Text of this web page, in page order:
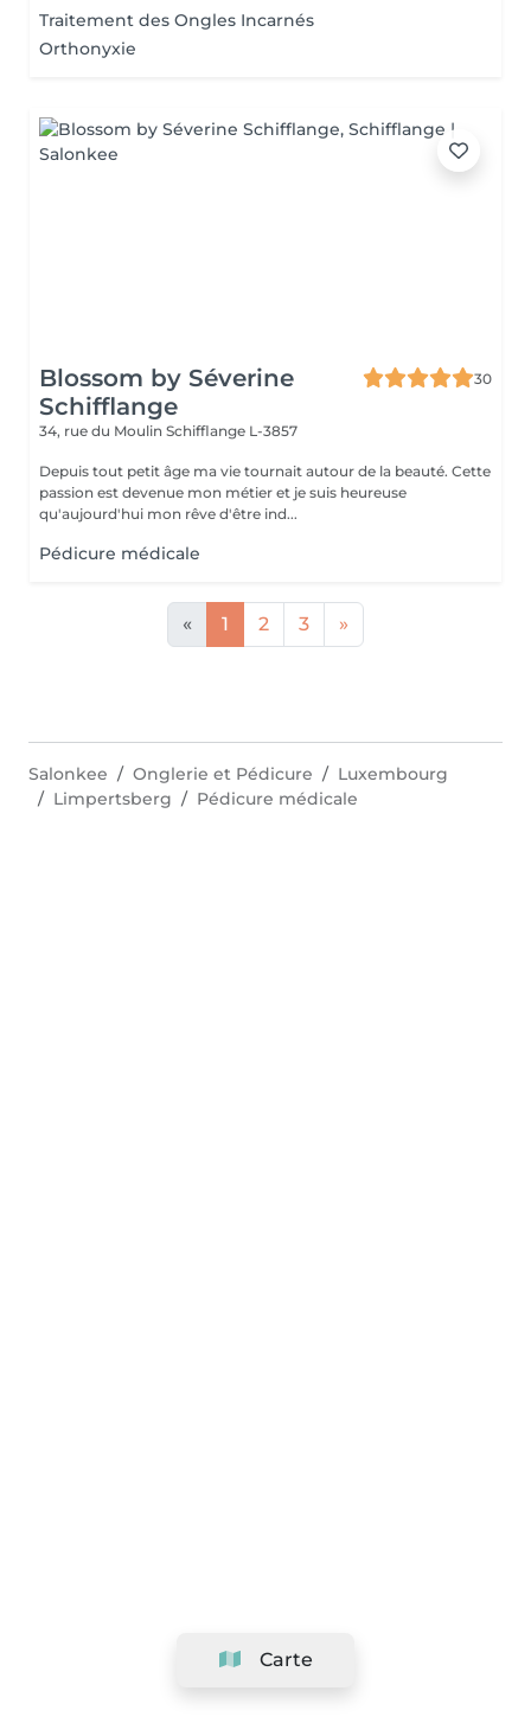
Traitement des Ongles Incarnés
Orthonyxie
Blossom by Séverine
Schifflange
30
34, rue du Moulin Schifflange L-3857
Depuis tout petit âge ma vie tournait autour de la beauté. Cette
passion est devenue mon métier et je suis heureuse
qu'aujourd'hui mon rêve d'être ind...
Pédicure médicale
« 1 2 3 »
Carte
Salonkee Onglerie et Pédicure
Luxembourg
Limpertsberg
Pédicure médicale